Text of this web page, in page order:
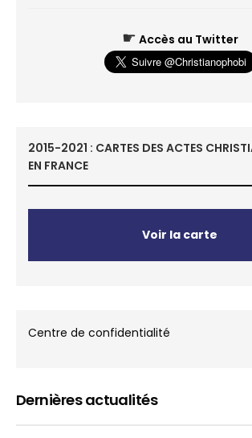
☛ Accès au Twitter
2015-2021 : CARTES DES ACTES
EN FRANCE
Voir la carte
Centre de confidentialité
Dernières actualités